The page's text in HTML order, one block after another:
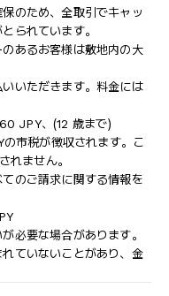
のため、全取引でキャッ
られています。
あるお客様は敷地内の大
いただきます。料金には
JPY、(12 歳まで)
市税が徴収されます。こ
れません。
のご請求に関する情報を
必要な場合があります。
ていないことがあり、金